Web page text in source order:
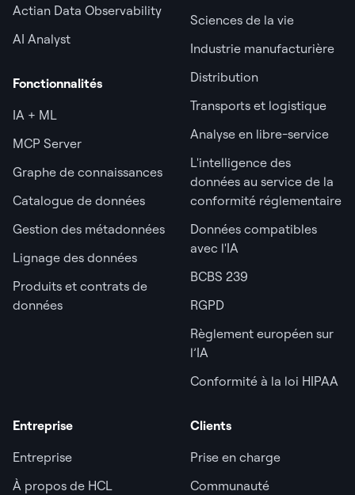
Actian Data Observability
AI Analyst
Fonctionnalités
IA + ML
MCP Server
Graphe de connaissances
Catalogue de données
Gestion des métadonnées
Lignage des données
Produits et contrats de
données
Sciences de la vie
Industrie manufacturière
Distribution
Transports et logistique
Analyse en libre-service
L'intelligence des
données au service de la
conformité réglementaire
Données compatibles
avec l'IA
BCBS 239
RGPD
Règlement européen sur
l’IA
Conformité à la loi HIPAA
Entreprise
Entreprise
À propos de HCL
Clients
Prise en charge
Communauté